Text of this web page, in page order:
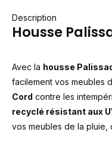
Description
Housse
Avec la housse
facilement vos meubles
Cord contre les
recyclé résistant aux
vos meubles de la pluie,